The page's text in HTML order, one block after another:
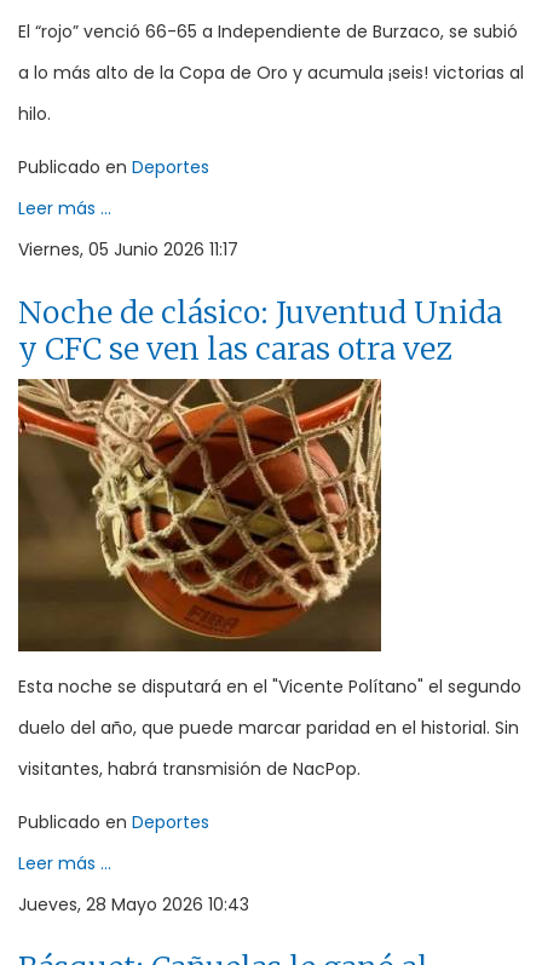
El “rojo” venció 66-65 a Independiente de Burzaco, se subió
a lo más alto de la Copa de Oro y acumula ¡seis! victorias al
hilo.
Publicado en Deportes
Leer más ...
Viernes, 05 Junio 2026 11:17
Noche de clásico: Juventud Unida
y CFC se ven las caras otra vez
Esta noche se disputará en el "Vicente Polítano" el segundo
duelo del año, que puede marcar paridad en el historial. Sin
visitantes, habrá transmisión de NacPop.
Publicado en Deportes
Leer más ...
Jueves, 28 Mayo 2026 10:43